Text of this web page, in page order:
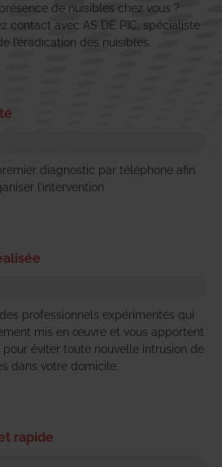
de nuisibles chez vous ?
contact avec AS DE PIC, spécialiste
l’éradication des nuisibles.
diagnostic par téléphone afin
l’intervention
professionnels expérimentés qui
mis en œuvre et vous apportent
éviter toute nouvelle intrusion de
dans votre domicile.
rapide